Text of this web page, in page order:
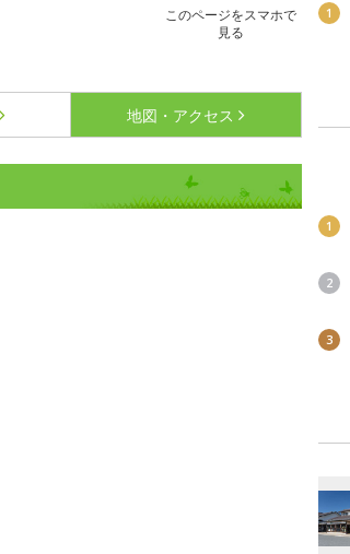
このページをスマホで
見る
地図・アクセス
1
1
2
3